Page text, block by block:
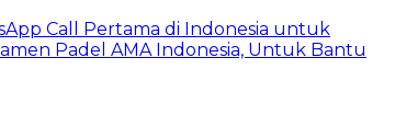
Call Pertama di Indonesia untuk
Padel AMA Indonesia, Untuk Bantu